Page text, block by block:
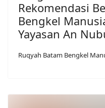
Rekomendasi
Bengkel
Yayasan An
Ruqyah Batam Bengkel